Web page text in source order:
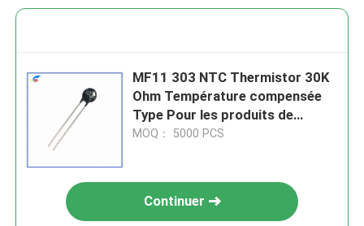
MF11 303 NTC Thermistor 30K
Ohm Température compensée
Type Pour les produits de
transformateurs de puissance
MOQ： 5000 PCS
Continuer